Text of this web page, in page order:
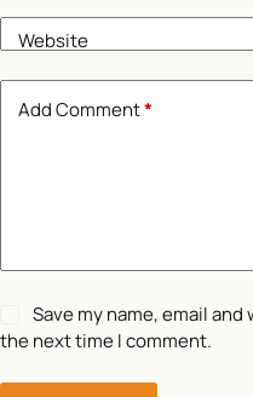
Website
Add Comment*
Save my name, email
the next time I comment.